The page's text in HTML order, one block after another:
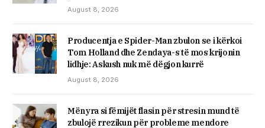
August 8, 2026
Producentja e Spider-Man zbulon se i kërkoi
Tom Holland dhe Zendaya-s të mos krijonin
lidhje: Askush nuk më dëgjon kurrë
August 8, 2026
Mënyra si fëmijët flasin për stresin mund të
zbulojë rrezikun për probleme mendore